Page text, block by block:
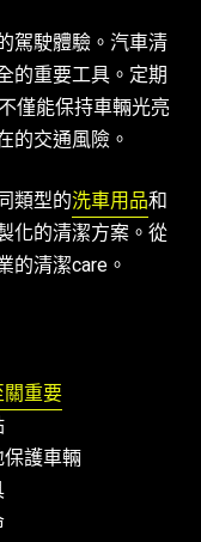
駕駛體驗。汽車清
的重要工具。定期
不僅能保持車輛光亮
的交通風險。
類型的洗車用品和
化的清潔方案。從
的清潔care。
重要
護車輛